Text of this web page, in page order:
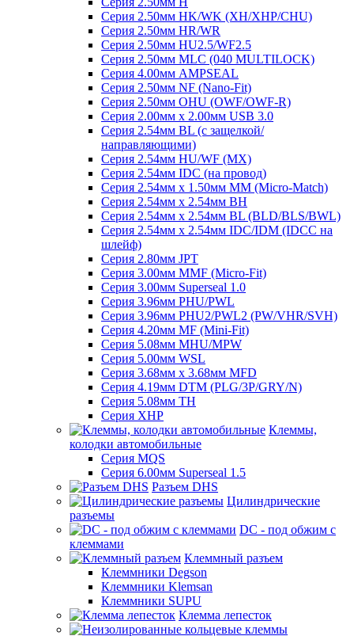
Серия 2.50мм HK/WK (XH/XHP/CHU)
Серия 2.50мм HR/WR
Серия 2.50мм HU2.5/WF2.5
Серия 2.50мм MLC (040 MULTILOCK)
Серия 4.00мм AMPSEAL
Серия 2.50мм NF (Nano-Fit)
Серия 2.50мм OHU (OWF/OWF-R)
Серия 2.00мм x 2.00мм USB 3.0
Серия 2.54мм BL (с защелкой/
направляющими)
Серия 2.54мм HU/WF (MX)
Серия 2.54мм IDC (на провод)
Серия 2.54мм х 1.50мм MM (Micro-Match)
Серия 2.54мм х 2.54мм BH
Серия 2.54мм х 2.54мм BL (BLD/BLS/BWL)
Серия 2.54мм х 2.54мм IDC/IDM (IDCC на
шлейф)
Серия 2.80мм JPT
Серия 3.00мм MMF (Micro-Fit)
Серия 3.00мм Superseal 1.0
Серия 3.96мм PHU/PWL
Серия 3.96мм PHU2/PWL2 (PW/VHR/SVH)
Серия 4.20мм MF (Mini-Fit)
Серия 5.08мм MHU/MPW
Серия 5.00мм WSL
Серия 3.68мм х 3.68мм MFD
Серия 4.19мм DTM (PLG/3P/GRY/N)
Серия 5.08мм TH
Серия XHP
Клеммы,
колодки автомобильные
Серия MQS
Серия 6.00мм Superseal 1.5
Разъем DHS
Цилиндрические
разъемы
DC - под обжим с
клеммами
Клеммный разъем
Клеммники Degson
Клеммники Klemsan
Клеммники SUPU
Клемма лепесток